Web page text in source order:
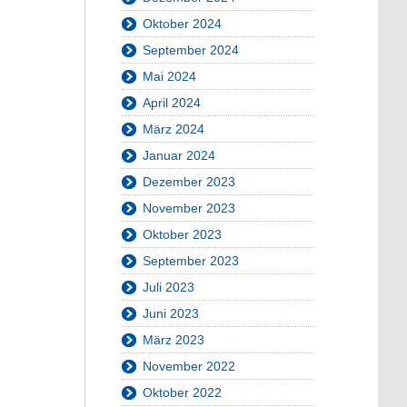
Oktober 2024
September 2024
Mai 2024
April 2024
März 2024
Januar 2024
Dezember 2023
November 2023
Oktober 2023
September 2023
Juli 2023
Juni 2023
März 2023
November 2022
Oktober 2022